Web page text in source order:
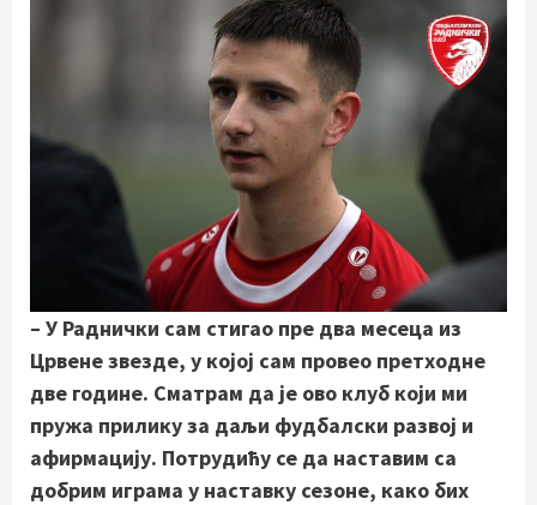
– У Раднички сам стигао пре два месеца из
Црвене звезде, у којој сам провео претходне
две године. Сматрам да је ово клуб који ми
пружа прилику за даљи фудбалски развој и
афирмацију. Потрудићу се да наставим са
добрим играма у наставку сезоне, како бих